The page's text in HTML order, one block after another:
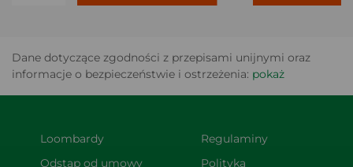
Dane dotyczące zgodności z przepisami unijnymi oraz
informacje o bezpieczeństwie i ostrzeżenia: pokaż
Loombardy
Odstąp od umowy
Regulaminy
Polityka